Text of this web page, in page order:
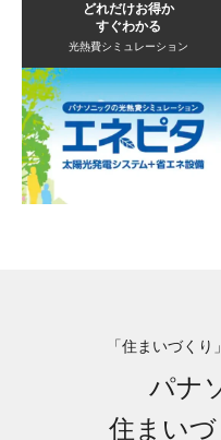
どれだけお得か
すぐわかる
光熱費シミュレーション
「住まいづく
パナ
住まい